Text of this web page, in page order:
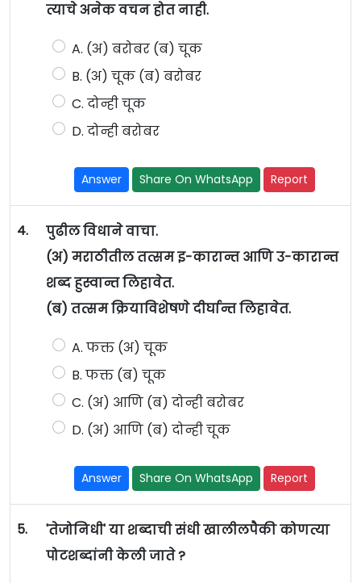
त्याचे अनेक वचन होत नाही.
A. (अ) बरोबर (ब) चूक
B. (अ) चूक (ब) बरोबर
C. दोन्ही चूक
D. दोन्ही बरोबर
Answer Share On WhatsApp Report
4.
पुढील विधाने वाचा.
(अ) मराठीतील तत्सम इ-कारान्त आणि उ-कारान्त
शब्द हुस्वान्त लिहावेत.
(ब) तत्सम क्रियाविशेषणे दीर्घान्त लिहावेत.
A. फक्त (अ) चूक
B. फक्त (ब) चूक
C. (अ) आणि (ब) दोन्ही बरोबर
D. (अ) आणि (ब) दोन्ही चूक
Answer Share On WhatsApp Report
5.
'तेजोनिधी' या शब्दाची संधी खालीलपैकी कोणत्या
पोटशब्दांनी केली जाते ?